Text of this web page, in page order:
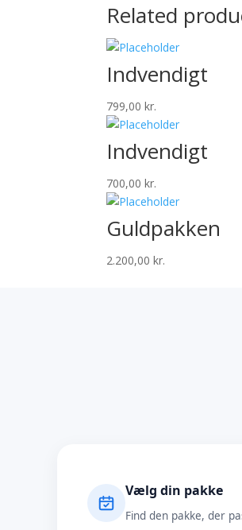
Related
Indvendigt
799,00kr.
Indvendigt
700,00kr.
Guldpakken
2.200,00kr.
Vælg din pakke
Find den pakke, der